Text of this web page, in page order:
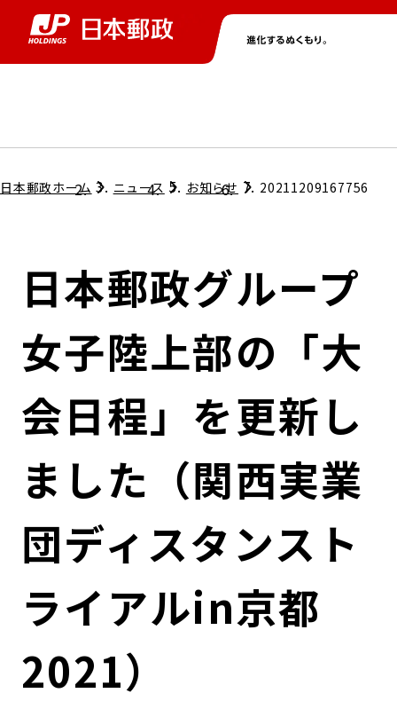
グループ情報トップ
コンプライアンス
ガバナンス
コンダクト向上の取組み
ローカル共創イニシアティブ
株主・投資家情報トップ
個人投資家のみなさまへ
株式情報
財務情報・IR資料
IRニュース
IRカレンダー
ニューストップ
サステナビリティトップ
担当役員メッセージ
サステナビリティマネジメント
持続可能な金融のフレームワーク
環境
ESGデータ集
採用情報トップ
日本郵政ホーム ニュース お知らせ 20211209167756
日本郵政グループ
女子陸上部の「大
会日程」を更新し
ました（関西実業
団ディスタンスト
ライアルin京都
2021）